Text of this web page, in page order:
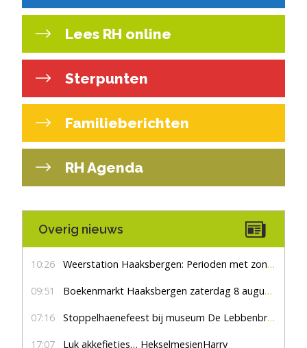
Lees RH online
Sterpunten
Familieberichten
RH Agenda
Overig nieuws
10:26 Weerstation Haaksbergen: Perioden met zon en droog
09:51 Boekenmarkt Haaksbergen zaterdag 8 augustus, marktplein Haaksbergen
07:16 Stoppelhaenefeest bij museum De Lebbenbrugge
17:07 Luk akkefietjes… HekselmesienHarry